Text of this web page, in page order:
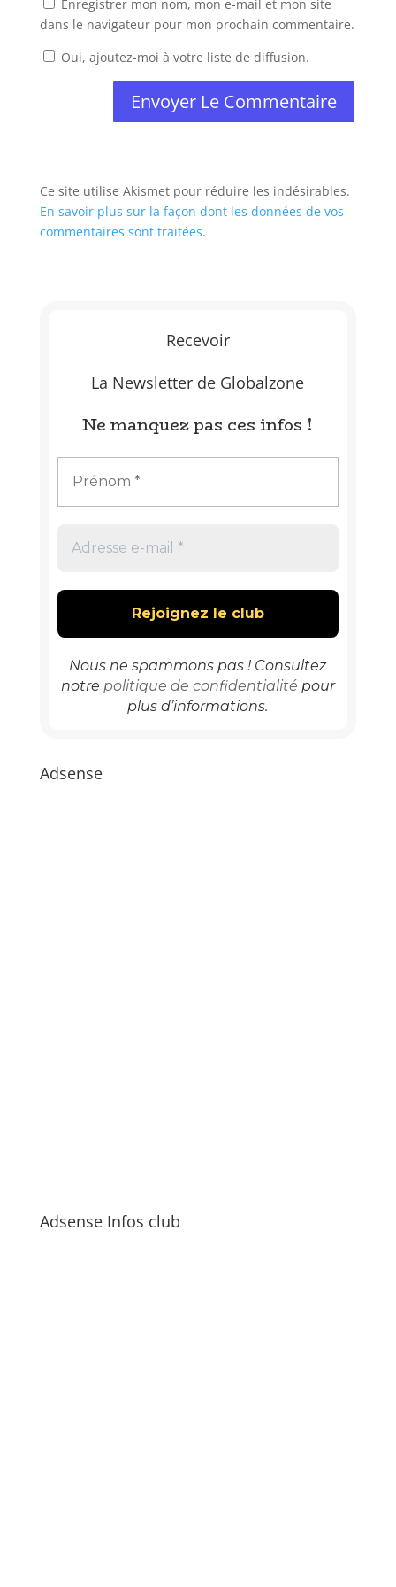
Enregistrer mon nom, mon e-mail et mon site
dans le navigateur pour mon prochain commentaire.
Oui, ajoutez-moi à votre liste de diffusion.
Ce site utilise Akismet pour réduire les indésirables.
En savoir plus sur la façon dont les données de vos
commentaires sont traitées.
Recevoir
La Newsletter de Globalzone
Ne manquez pas ces infos !
Nous ne spammons pas ! Consultez
notre politique de confidentialité pour
plus d’informations.
Adsense
Adsense Infos club